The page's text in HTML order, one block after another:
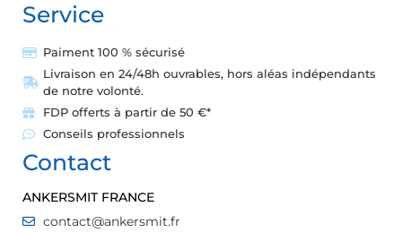
Service
Paiment 100 % sécurisé
Livraison en 24/48h ouvrables, hors aléas indépendants
de notre volonté.
FDP offerts à partir de 50 €*
Conseils professionnels
Contact
ANKERSMIT FRANCE
contact@ankersmit.fr